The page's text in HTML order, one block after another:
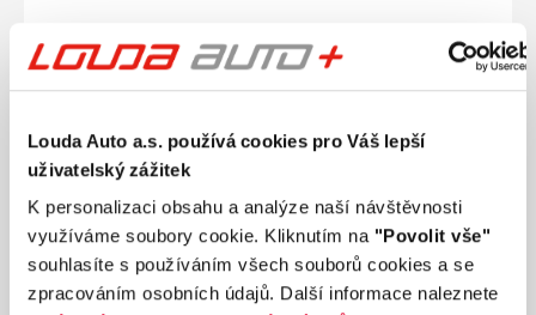
Louda Auto a.s. používá cookies pro Váš lepší
uživatelský zážitek
K personalizaci obsahu a analýze naší návštěvnosti
využíváme soubory cookie. Kliknutím na "Povolit vše"
souhlasíte s používáním všech souborů cookies a se
zpracováním osobních údajů. Další informace naleznete
RENAULT Symbioz Techno Mild Hybrid 140
1,3 103 kW
Nájezd
0 km
Výkon
103 kW
Palivo
Benzín
Převodovka
Manuální